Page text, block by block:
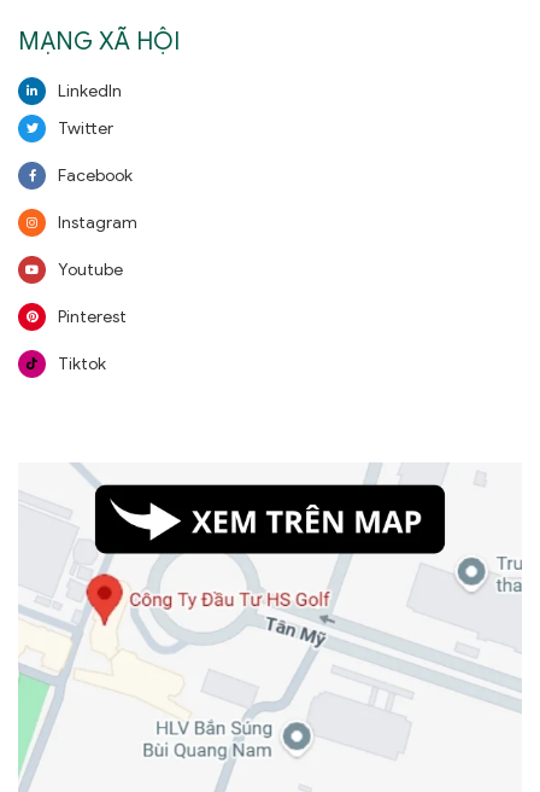
MẠNG XÃ HỘI
LinkedIn
Twitter
Facebook
Instagram
Youtube
Pinterest
Tiktok